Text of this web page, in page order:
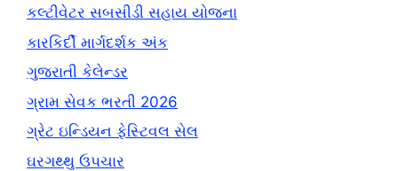
કલ્ટીવેટર સબસીડી સહાય યોજના
કારકિર્દી માર્ગદર્શક અંક
ગુજરાતી કેલેન્ડર
ગ્રામ સેવક ભરતી 2026
ગ્રેટ ઇન્ડિયન ફેસ્ટિવલ સેલ
ઘરગથ્થુ ઉપચાર